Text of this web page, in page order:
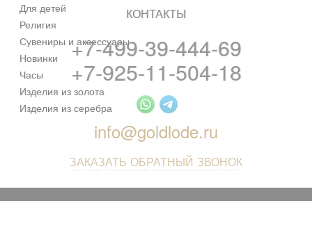
Для детей
Религия
Сувениры и аксессуары
Новинки
Часы
Изделия из золота
Изделия из серебра
КОНТАКТЫ
+7-499-39-444-69
+7-925-11-504-18
info@goldlode.ru
ЗАКАЗАТЬ ОБРАТНЫЙ ЗВОНОК